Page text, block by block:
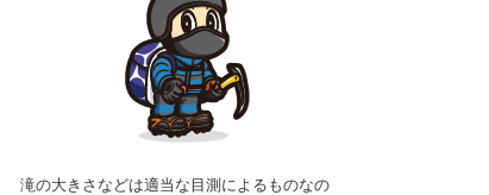
滝の大きさなどは適当な目測によるものなの